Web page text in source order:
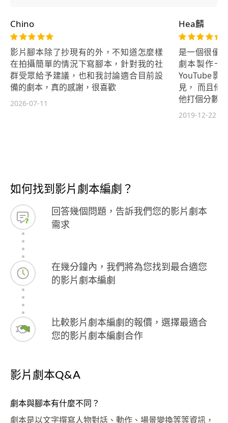
Chino
影片腳本除了抄現有的外，不知道怎麼樣
在拍攝簡單的情況下寫腳本，針對我的社
群受眾給予建議，也和我討論適合目前設
備的劇本，真的感謝，很喜歡
2026-07-11
Hea麟
是一個很優
劇本製作十
YouTube影
見， 而且他
他打個分數
2019-12-22
如何找到影片劇本編劇？
回答幾個問題，告訴我們您的影片劇本
需求
在幾分鐘內，我們將為您找到最合適您
的影片劇本編劇
比較影片劇本編劇的報價，選擇最適合
您的影片劇本編劇合作
影片劇本Q&A
劇本與腳本有什麼不同？
劇本是以文字撰寫人物對話、動作、場景變換等等資訊，